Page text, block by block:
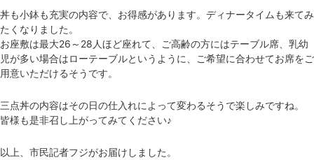
丼も小鉢も充実の内容で、お得感があります。ディナータイムも来てみ
たくなりました。
お座敷は最大26～28人ほど座れて、ご高齢の方にはテーブル席、乳幼
児が多い場合はローテーブルというように、ご希望に合わせてお席をご
用意いただけるそうです。
三点丼の内容はその日の仕入れによって変わるそうで楽しみですね。
皆様も是非召し上がってみてください♪
以上、市民記者フジがお届けしました。